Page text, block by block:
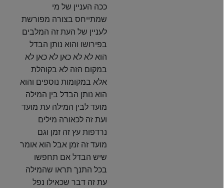
ככה העניין של מי
שמתייחס בצורה מפורשת
לעניין של העת זה המלבים
בפירושו והוא נותן הבדל
הוא לא לא כאן לא כאן לא
במקום הזה לא בקוהלת
אלא במקומות נוספים והוא
הוא נותן הבדל בין המילה
מועד לבין המילה עת מועד
ועת זה לכאורה מילים
נרדפות עץ זה זמן וגם
מועד זה זמן אבל הוא אומר
שיש הבדל אם תחפשו
בכל התנך תראו שהמילה
עת זה דבר שכאילו נפל